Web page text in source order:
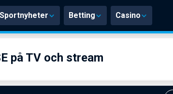
Sportnyheter Betting Casino
på TV och stream